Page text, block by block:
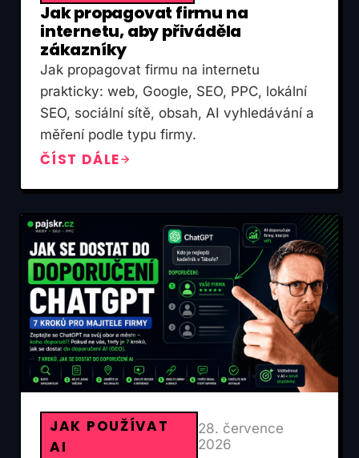
Jak propagovat firmu na
internetu, aby přiváděla
zákazníky
Jak propagovat firmu na internetu
prakticky: web, Google, SEO, PPC, lokální
SEO, sociální sítě, obsah, AI vyhledávání a
měření podle typu firmy.
ČÍST DÁLE
JAK POUŽÍVAT
AI
28. července
2026